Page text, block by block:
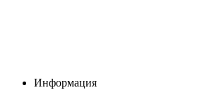
Информация